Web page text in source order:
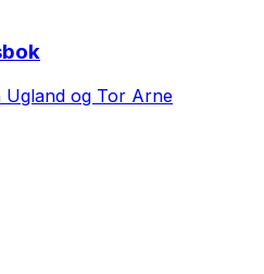
Ugland og Tor Arne